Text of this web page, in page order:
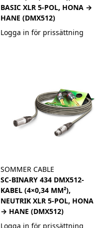
BASIC XLR 5-POL, HONA →
HANE (DMX512)
Logga in för prissättning
SOMMER CABLE
SC-BINARY 434 DMX512-
KABEL (4×0,34 MM²),
NEUTRIK XLR 5-POL, HONA
→ HANE (DMX512)
Logga in för prissättning